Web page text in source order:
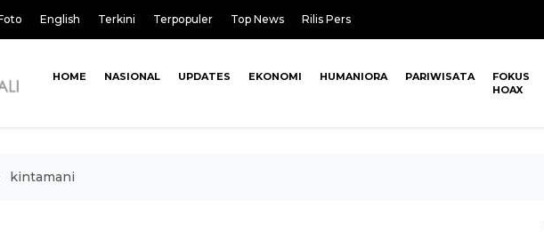
English Terkini Terpopuler Top News Rilis Pers
HOME NASIONAL UPDATES EKONOMI HUMANIORA PARIWISATA
FOKUS
HOAX
kintamani